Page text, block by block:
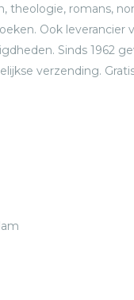
theologie, romans,
Ook leverancier
Sinds 1962
verzending.